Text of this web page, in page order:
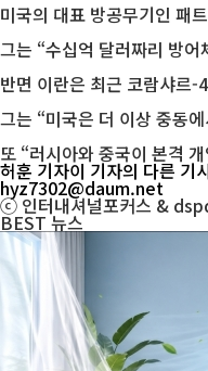
미국의 대표 방공무기인 패
그는 “수십억 달러짜리 방
반면 이란은 최근 코람샤르-
그는 “미국은 더 이상 중동
또 “러시아와 중국이 본격
허훈 기자이 기자의 다른 기
hyz7302@daum.net
ⓒ 인터내셔널포커스 &
BEST뉴스